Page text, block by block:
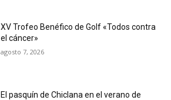
XV Trofeo Benéfico de Golf «Todos contra
el cáncer»
agosto 7, 2026
El pasquín de Chiclana en el verano de